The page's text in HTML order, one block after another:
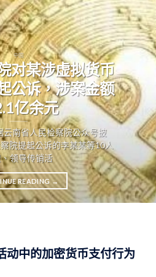
中国
对某涉虚拟货币
公诉，涉案金额
亿余元
云南省人民检察院公众号披
院提起公诉的李某某等10人
领导传销活
READING→
动中的加密货币支付行为